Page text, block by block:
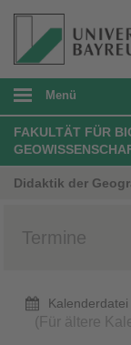
Menü
FAKULTÄT FÜR
Didaktik der
Termine
Kalenderdatei
(Für ältere